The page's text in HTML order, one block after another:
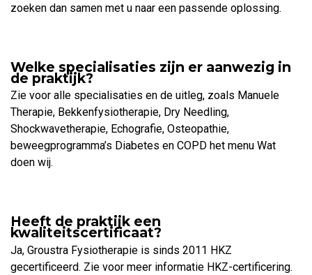
zoeken dan samen met u naar een passende oplossing.
Welke specialisaties zijn er aanwezig in
de praktijk?
Zie voor alle specialisaties en de uitleg, zoals Manuele
Therapie, Bekkenfysiotherapie, Dry Needling,
Shockwavetherapie, Echografie, Osteopathie,
beweegprogramma’s Diabetes en COPD het menu Wat
doen wij.
Heeft de praktijk een
kwaliteitscertificaat?
Ja, Groustra Fysiotherapie is sinds 2011 HKZ
gecertificeerd. Zie voor meer informatie HKZ-certificering.